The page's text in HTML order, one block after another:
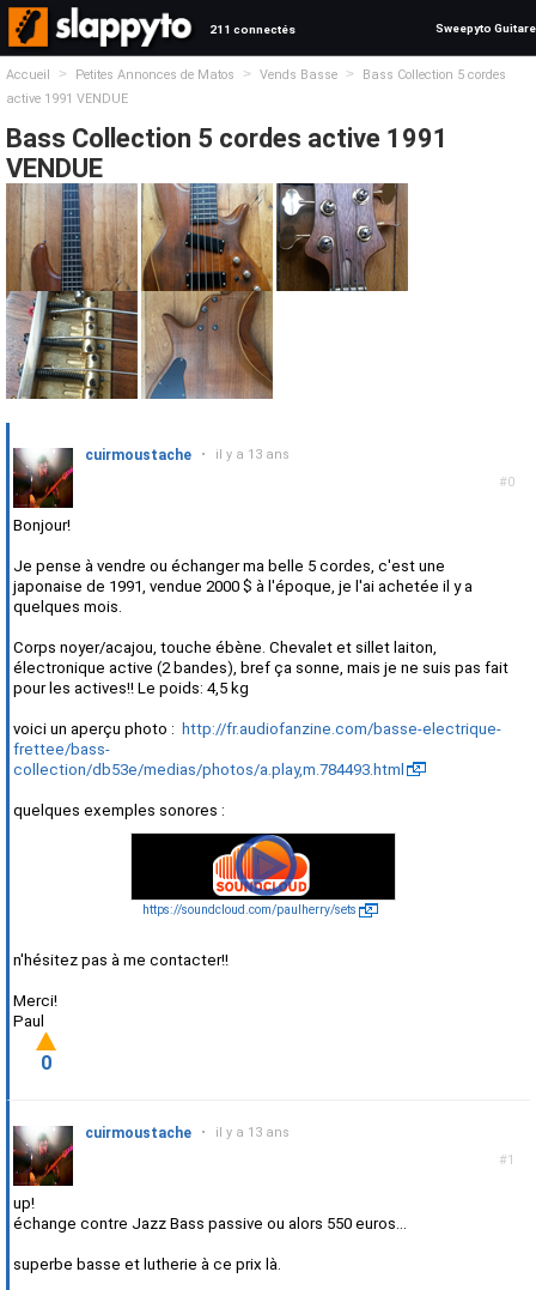
211 connectés Sweepyto Guitare
Accueil > Petites Annonces de Matos > Vends Basse >
Bass Collection 5 cordes
active 1991 VENDUE
Bass Collection 5 cordes active 1991
VENDUE
#0
cuirmoustache • il y a 13 ans
Bonjour!
Je pense à vendre ou échanger ma belle 5 cordes, c'est une
japonaise de 1991, vendue 2000 $ à l'époque, je l'ai achetée il y a
quelques mois.
Corps noyer/acajou, touche ébène. Chevalet et sillet laiton,
électronique active (2 bandes), bref ça sonne, mais je ne suis pas fait
pour les actives!! Le poids: 4,5 kg
voici un aperçu photo : http://fr.audiofanzine.com/basse-electrique-
frettee/bass-
collection/db53e/medias/photos/a.play,m.784493.html
quelques exemples sonores :
https://soundcloud.com/paulherry/sets
n'hésitez pas à me contacter!!
Merci!
Paul
0
#1
cuirmoustache • il y a 13 ans
up!
échange contre Jazz Bass passive ou alors 550 euros...
superbe basse et lutherie à ce prix là.